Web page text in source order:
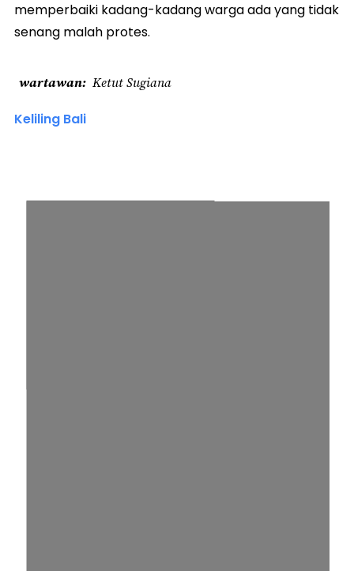
memperbaiki kadang-kadang warga ada yang tidak
senang malah protes.
wartawan Ketut Sugiana
Keliling Bali